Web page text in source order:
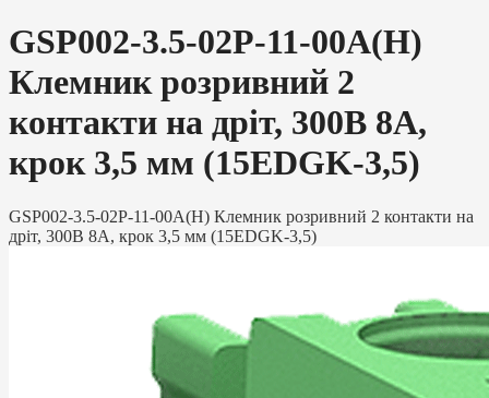
GSP002-3.5-02P-11-00A(H)
Клемник розривний 2
контакти на дріт, 300В 8A,
крок 3,5 мм (15EDGK-3,5)
GSP002-3.5-02P-11-00A(H) Клемник розривний 2 контакти на
дріт, 300В 8A, крок 3,5 мм (15EDGK-3,5)